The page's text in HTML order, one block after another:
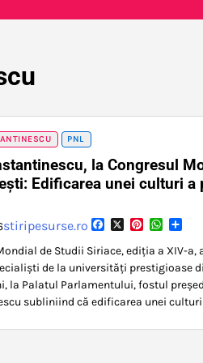
PNL
la Congresul
Edificarea unei culturi
stiripesurse.ro Facebook
X Pinterest
de Studii Siriace, ediţia a XIV-
de la universităţi prestigioase
la Palatul Parlamentului, fostul
subliniind că edificarea unei culturi